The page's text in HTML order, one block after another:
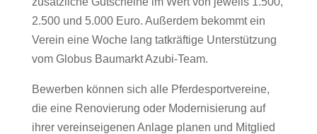
2.500 und 5.000 Euro. Außerdem bekommt ein
Verein eine Woche lang tatkräftige Unterstützung
vom Globus Baumarkt Azubi-Team.
Bewerben können sich alle Pferdesportvereine,
die eine Renovierung oder Modernisierung auf
ihrer vereinseigenen Anlage planen und Mitglied